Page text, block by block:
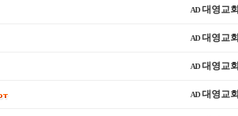
AD 대영교회
AD 대영교회
AD 대영교회
AD 대영교회